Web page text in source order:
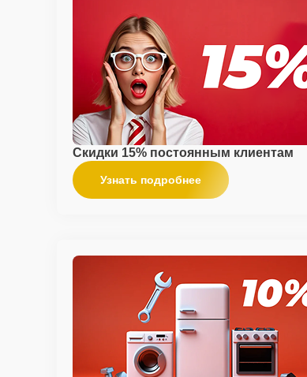
Скидки 15% постоянным клиентам
Узнать подробнее